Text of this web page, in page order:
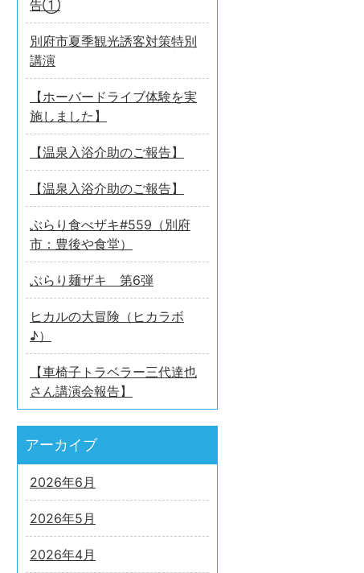
告①
別府市夏季観光誘客対策特別
講演
【ホーバードライブ体験を実
施しました】
【温泉入浴介助のご報告】
【温泉入浴介助のご報告】
ぶらり食べザキ#559（別府
市：豊後や食堂）
ぶらり麺ザキ 第6弾
ヒカルの大冒険（ヒカラボ
♪）
【車椅子トラベラー三代達也
さん講演会報告】
アーカイブ
2026年6月
2026年5月
2026年4月